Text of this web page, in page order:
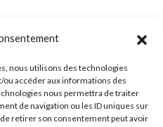
nous utilisons des technologies
accéder aux informations des
nous permettra de traiter
de navigation ou les ID uniques sur
retirer son consentement peut avoir